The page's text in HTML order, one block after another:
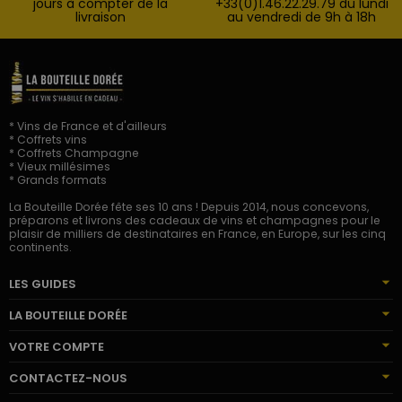
livraison au vendredi de 9h à 18h
* Vins de France et d'ailleurs
* Coffrets vins
* Coffrets Champagne
* Vieux millésimes
* Grands formats
La Bouteille Dorée fête ses 10 ans ! Depuis 2014, nous concevons,
préparons et livrons des cadeaux de vins et champagnes pour le
plaisir de milliers de destinataires en France, en Europe, sur les cinq
continents.
LES GUIDES
LA BOUTEILLE DORÉE
VOTRE COMPTE
CONTACTEZ-NOUS